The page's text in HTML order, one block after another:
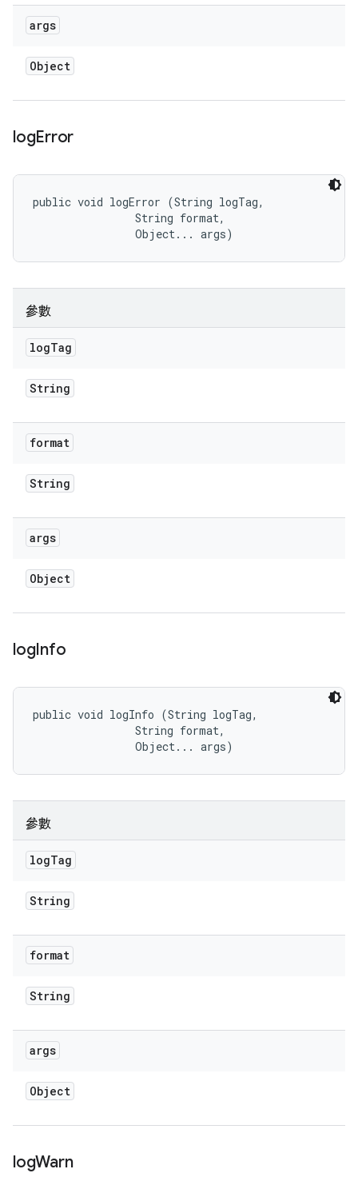
args
Object
logError
public void logError (String logTag,
                String format,
                Object... args)
參數
logTag
String
format
String
args
Object
logInfo
public void logInfo (String logTag,
                String format,
                Object... args)
參數
logTag
String
format
String
args
Object
logWarn